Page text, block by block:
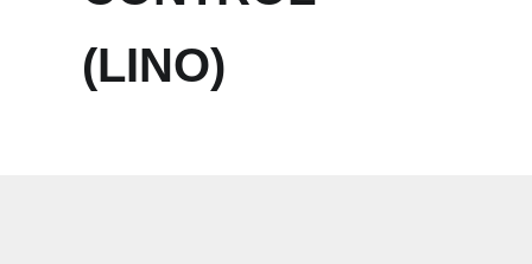
(LINO)